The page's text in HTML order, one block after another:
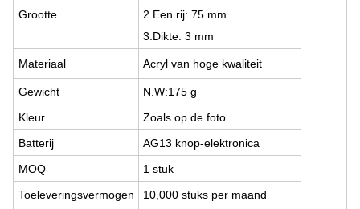
Grootte
2.Een rij: 75 mm
3.Dikte: 3 mm
Materiaal Acryl van hoge kwaliteit
Gewicht
N.W:175 g
Kleur
Zoals op de foto.
Batterij
AG13 knop-elektronica
MOQ
1 stuk
Toeleveringsvermogen
10,000 stuks per maand